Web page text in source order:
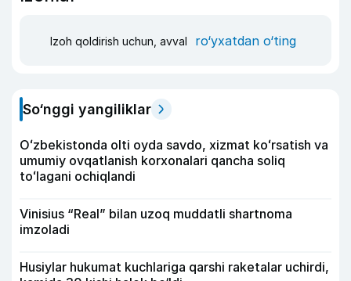
Izoh qoldirish uchun, avval ro‘yxatdan o‘ting
So‘nggi yangiliklar
Oʻzbekistonda olti oyda savdo, xizmat koʻrsatish va
umumiy ovqatlanish korxonalari qancha soliq
toʻlagani ochiqlandi
Vinisius “Real” bilan uzoq muddatli shartnoma
imzoladi
Husiylar hukumat kuchlariga qarshi raketalar uchirdi,